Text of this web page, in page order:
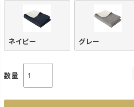
ネイビー グレー